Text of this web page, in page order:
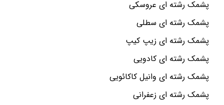
پشمک رشته ای عروسکی
پشمک رشته ای سطلی
پشمک رشته ای زیپ کیپ
پشمک رشته ای کادویی
پشمک رشته ای وانیل کاکائویی
پشمک رشته ای زعفرانی